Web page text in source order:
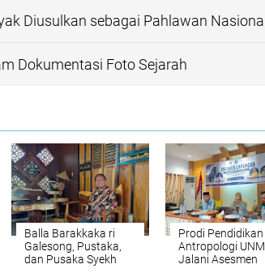
Diusulkan sebagai Pahlawan Nasional
Dokumentasi Foto Sejarah
Balla Barakkaka ri
Galesong, Pustaka,
dan Pusaka Syekh
Prodi Pendidikan
Antropologi UNM
Jalani Asesmen